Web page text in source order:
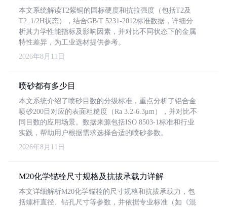
本文系统解读T2紫铜的国标硬度和抗拉强度（包括T2及
T2_1/2H状态），结合GB/T 5231-2012标准数据，详细分
析其力学性能指标及影响因素，并对比不同状态下的金属
特性差异，为工业选材提供参考。
2026年8月11日
喷砂都有多少目
本文系统介绍了喷砂目数的分级标准，重点分析了铝合金
喷砂200目对应的表面粗糙度（Ra 3.2-6.3μm），并对比不
同目数的应用场景。数据来源包括ISO 8503-1标准和行业
实践，帮助用户根据需求选择合适的喷砂参数。
2026年8月11日
M20化学锚栓尺寸规格及抗拔承载力详解
本文详细解析M20化学锚栓的尺寸规格和抗拔承载力，包
括螺杆直径、钻孔尺寸等参数，并依据专业标准（如《混